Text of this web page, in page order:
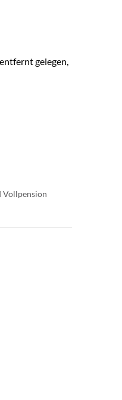
gelegen,
Vollpension